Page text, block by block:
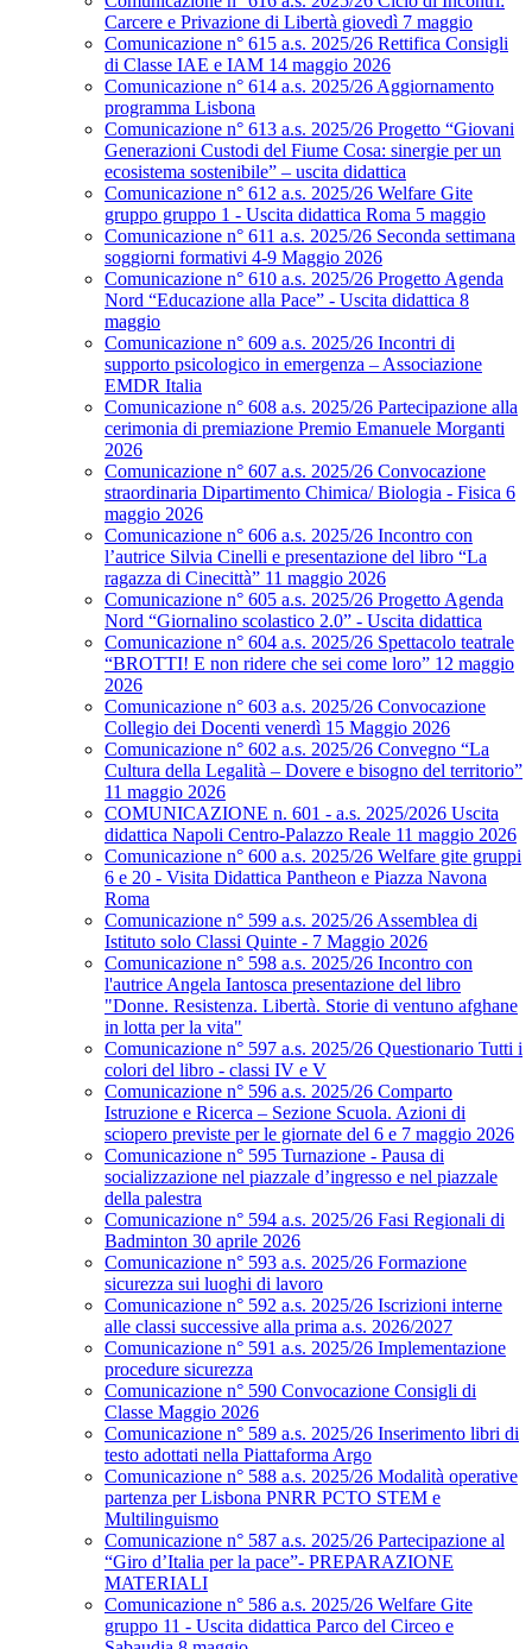
Carcere e Privazione di Libertà giovedì 7 maggio
Comunicazione n° 615 a.s. 2025/26 Rettifica Consigli
di Classe IAE e IAM 14 maggio 2026
Comunicazione n° 614 a.s. 2025/26 Aggiornamento
programma Lisbona
Comunicazione n° 613 a.s. 2025/26 Progetto “Giovani
Generazioni Custodi del Fiume Cosa: sinergie per un
ecosistema sostenibile” – uscita didattica
Comunicazione n° 612 a.s. 2025/26 Welfare Gite
gruppo gruppo 1 - Uscita didattica Roma 5 maggio
Comunicazione n° 611 a.s. 2025/26 Seconda settimana
soggiorni formativi 4-9 Maggio 2026
Comunicazione n° 610 a.s. 2025/26 Progetto Agenda
Nord “Educazione alla Pace” - Uscita didattica 8
maggio
Comunicazione n° 609 a.s. 2025/26 Incontri di
supporto psicologico in emergenza – Associazione
EMDR Italia
Comunicazione n° 608 a.s. 2025/26 Partecipazione alla
cerimonia di premiazione Premio Emanuele Morganti
2026
Comunicazione n° 607 a.s. 2025/26 Convocazione
straordinaria Dipartimento Chimica/ Biologia - Fisica 6
maggio 2026
Comunicazione n° 606 a.s. 2025/26 Incontro con
l’autrice Silvia Cinelli e presentazione del libro “La
ragazza di Cinecittà” 11 maggio 2026
Comunicazione n° 605 a.s. 2025/26 Progetto Agenda
Nord “Giornalino scolastico 2.0” - Uscita didattica
Comunicazione n° 604 a.s. 2025/26 Spettacolo teatrale
“BROTTI! E non ridere che sei come loro” 12 maggio
2026
Comunicazione n° 603 a.s. 2025/26 Convocazione
Collegio dei Docenti venerdì 15 Maggio 2026
Comunicazione n° 602 a.s. 2025/26 Convegno “La
Cultura della Legalità – Dovere e bisogno del territorio”
11 maggio 2026
COMUNICAZIONE n. 601 - a.s. 2025/2026 Uscita
didattica Napoli Centro-Palazzo Reale 11 maggio 2026
Comunicazione n° 600 a.s. 2025/26 Welfare gite gruppi
6 e 20 - Visita Didattica Pantheon e Piazza Navona
Roma
Comunicazione n° 599 a.s. 2025/26 Assemblea di
Istituto solo Classi Quinte - 7 Maggio 2026
Comunicazione n° 598 a.s. 2025/26 Incontro con
l'autrice Angela Iantosca presentazione del libro
"Donne. Resistenza. Libertà. Storie di ventuno afghane
in lotta per la vita"
Comunicazione n° 597 a.s. 2025/26 Questionario Tutti i
colori del libro - classi IV e V
Comunicazione n° 596 a.s. 2025/26 Comparto
Istruzione e Ricerca – Sezione Scuola. Azioni di
sciopero previste per le giornate del 6 e 7 maggio 2026
Comunicazione n° 595 Turnazione - Pausa di
socializzazione nel piazzale d’ingresso e nel piazzale
della palestra
Comunicazione n° 594 a.s. 2025/26 Fasi Regionali di
Badminton 30 aprile 2026
Comunicazione n° 593 a.s. 2025/26 Formazione
sicurezza sui luoghi di lavoro
Comunicazione n° 592 a.s. 2025/26 Iscrizioni interne
alle classi successive alla prima a.s. 2026/2027
Comunicazione n° 591 a.s. 2025/26 Implementazione
procedure sicurezza
Comunicazione n° 590 Convocazione Consigli di
Classe Maggio 2026
Comunicazione n° 589 a.s. 2025/26 Inserimento libri di
testo adottati nella Piattaforma Argo
Comunicazione n° 588 a.s. 2025/26 Modalità operative
partenza per Lisbona PNRR PCTO STEM e
Multilinguismo
Comunicazione n° 587 a.s. 2025/26 Partecipazione al
“Giro d’Italia per la pace”- PREPARAZIONE
MATERIALI
Comunicazione n° 586 a.s. 2025/26 Welfare Gite
gruppo 11 - Uscita didattica Parco del Circeo e